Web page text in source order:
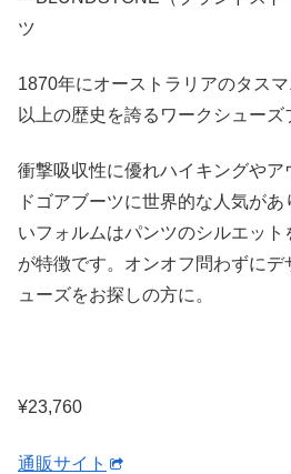
1870年にオーストラリアのタス
以上の歴史を誇るワークシューズ
衝撃吸収性に優れハイキングやア
ドゴアブーツに世界的な人気が
いフォルムはパンツのシルエッ
が特徴です。オンオフ問わずに
ューズをお探しの方に。
¥23,760
通販サイト